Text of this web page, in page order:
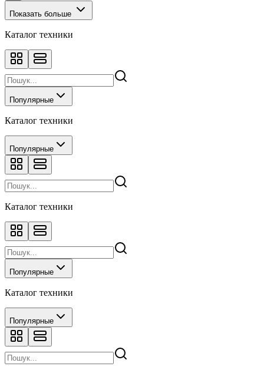
Показать больше
Каталог техники
Популярные
Каталог техники
Популярные
Каталог техники
Популярные
Каталог техники
Популярные